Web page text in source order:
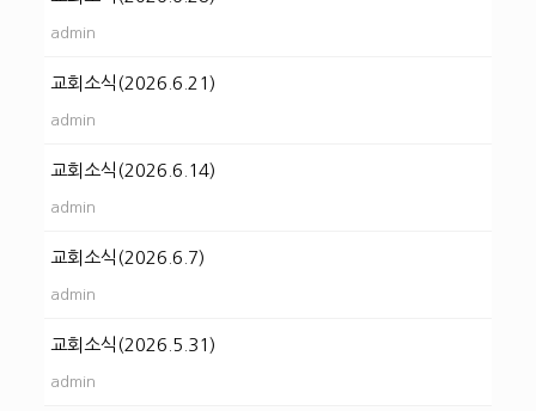
admin
교회소식(2026.6.21)
admin
교회소식(2026.6.14)
admin
교회소식(2026.6.7)
admin
교회소식(2026.5.31)
admin